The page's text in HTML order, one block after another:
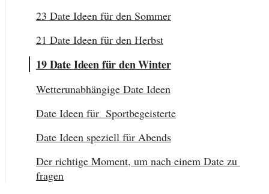
23 Date Ideen für den Sommer
21 Date Ideen für den Herbst
19 Date Ideen für den Winter
Wetterunabhängige Date Ideen
Date Ideen für  Sportbegeisterte
Date Ideen speziell für Abends
Der richtige Moment, um nach einem Date zu
fragen